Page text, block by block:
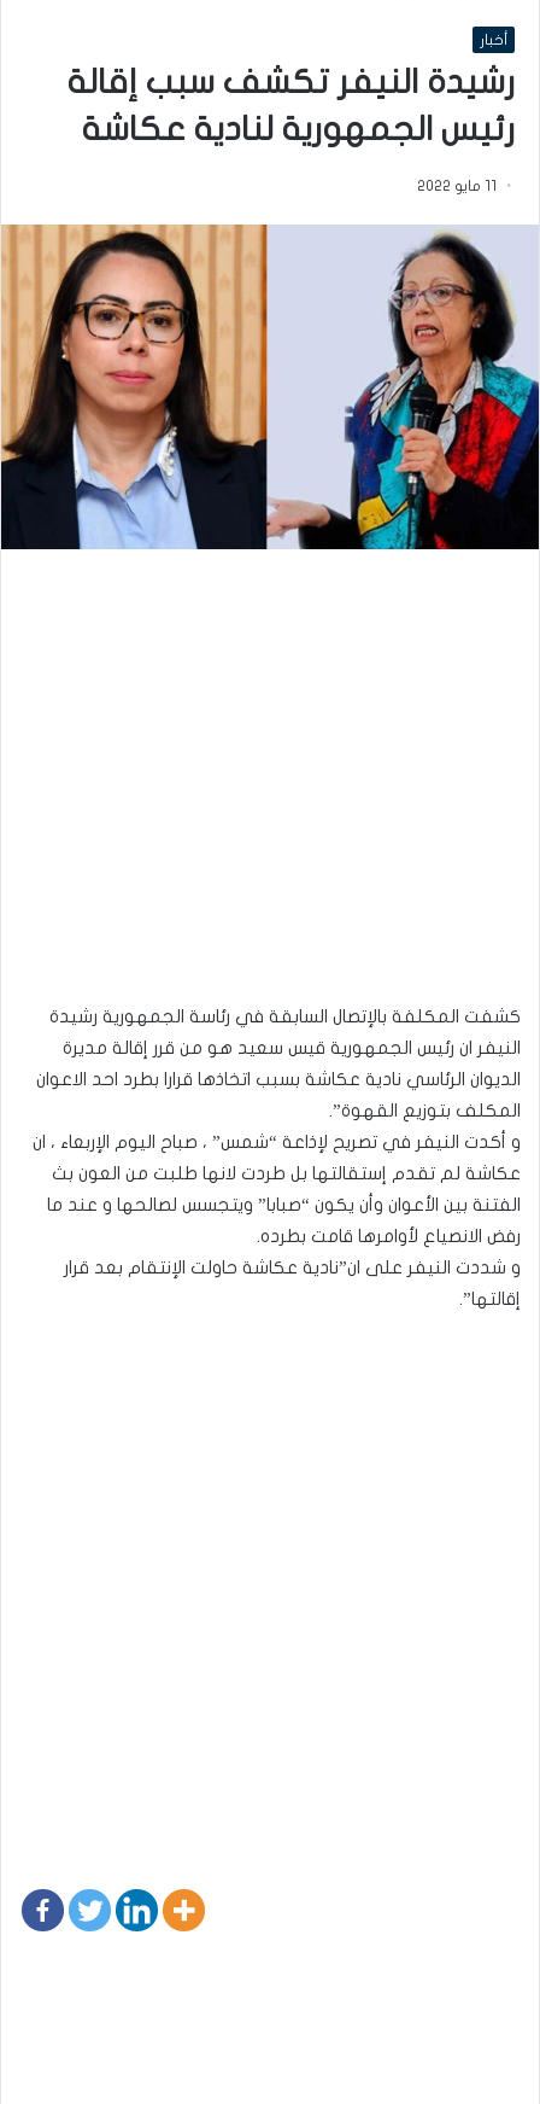
أخبار
رشيدة النيفر تكشف سبب إقالة
رئيس الجمهورية لنادية عكاشة
11 مايو 2022
كشفت المكلفة بالإتصال السابقة في رئاسة الجمهورية رشيدة
النيفر ان رئيس الجمهورية قيس سعيد هو من قرر إقالة مديرة
الديوان الرئاسي نادية عكاشة بسبب اتخاذها قرارا بطرد احد الاعوان
المكلف بتوزيع القهوة”.
و أكدت النيفر في تصريح لإذاعة “شمس” ، صباح اليوم الإربعاء ، ان
عكاشة لم تقدم إستقالتها بل طردت لانها طلبت من العون بث
الفتنة بين الأعوان وأن يكون “صبابا” ويتجسس لصالحها و عند ما
رفض الانصياع لأوامرها قامت بطرده.
و شددت النيفر على ان”نادية عكاشة حاولت الإنتقام بعد قرار
إقالتها”.